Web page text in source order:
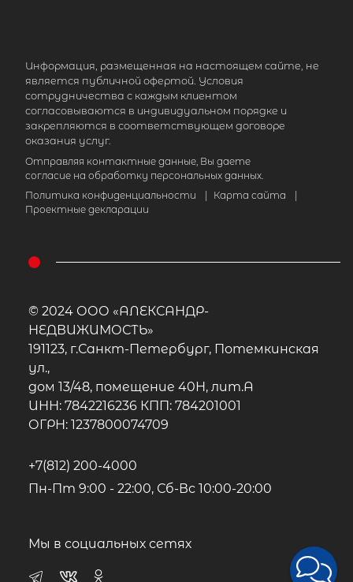
Информация, размещенная на настоящем сайте, не
является публичной офертой. Условия
сотрудничества с каждым клиентом
согласовываются в индивидуальном порядке и
закрепляются в соответствующем договоре
оказания услуг.
Отправляя контактные данные, Вы даете
согласие на обработку персональных данных.
Политика конфиденциальности
| Карта сайта
|
Проектные декларации
© 2024 ООО «АЛЕКСАНДР-
НЕДВИЖИМОСТЬ»
191123, г.Санкт-Петербург, Потемкинская
ул.,
дом 13/48, помещение 40Н, лит.А
ИНН: 7842216236 КПП: 784201001
ОГРН: 1237800074709
+7(812) 200-4000
Пн-Пт 9:00 - 22:00, Сб-Вс 10:00-20:00
Мы в социальных сетях